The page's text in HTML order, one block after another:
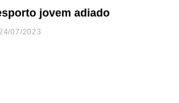
jovem adiado
24/07/2023